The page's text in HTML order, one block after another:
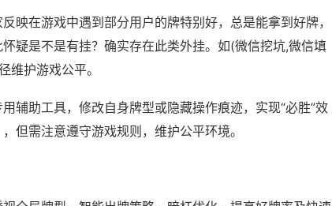
映在游戏中遇到部分用户的牌特别好，总是能拿到好牌，
疑是不是有挂？确实存在此类外挂。如(微信挖坑,微信填
维护游戏公平。
辅助工具，修改自身牌型或隐藏操作痕迹，实现“必胜”效
但需注意遵守游戏规则，维护公平环境。